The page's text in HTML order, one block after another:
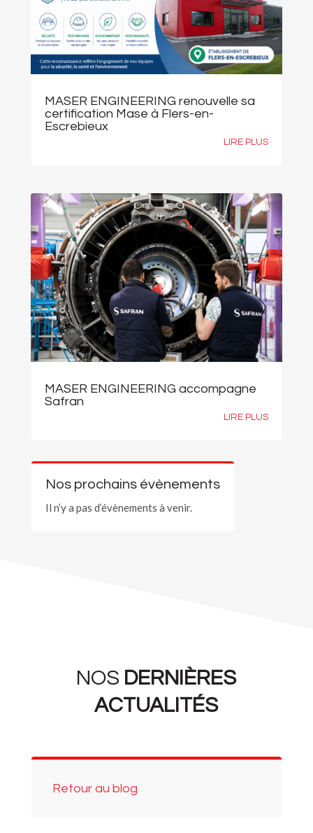
MASER ENGINEERING renouvelle sa
certification Mase à Flers-en-
Escrebieux
LIRE PLUS
MASER ENGINEERING accompagne
Safran
LIRE PLUS
Nos prochains évènements
Il n’y a pas d’évènements à venir.
NOS DERNIÈRES
ACTUALITÉS
Retour au blog